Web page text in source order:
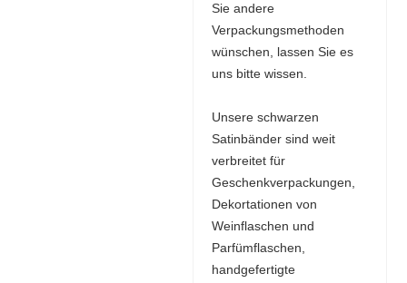
Sie andere
Verpackungsmethoden
wünschen, lassen Sie es
uns bitte wissen.
Unsere schwarzen
Satinbänder sind weit
verbreitet für
Geschenkverpackungen,
Dekortationen von
Weinflaschen und
Parfümflaschen,
handgefertigte